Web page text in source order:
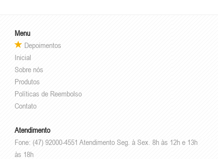
Menu
Depoimentos
Inicial
Sobre nós
Produtos
Políticas de Reembolso
Contato
Atendimento
Fone: (47) 92000-4551 Atendimento Seg. à Sex. 8h às 12h e 13h
às 18h